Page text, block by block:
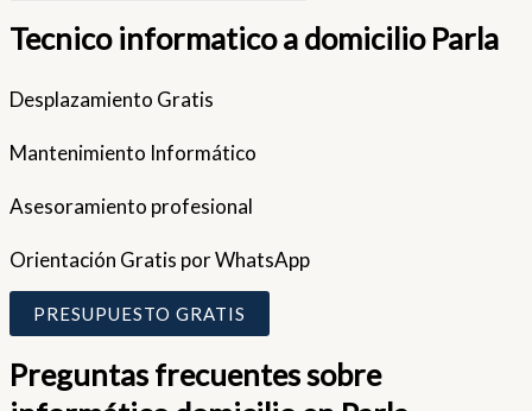
Tecnico informatico a domicilio Parla
Desplazamiento Gratis
Mantenimiento Informático
Asesoramiento profesional
Orientación Gratis por WhatsApp
PRESUPUESTO GRATIS
Preguntas frecuentes sobre